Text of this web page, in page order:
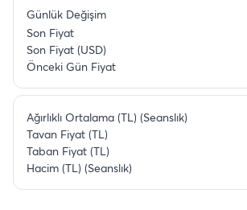
Günlük Değişim
Son Fiyat
Son Fiyat (USD)
Önceki Gün Fiyat
Ağırlıklı Ortalama (TL) (Seanslık)
Tavan Fiyat (TL)
Taban Fiyat (TL)
Hacim (TL) (Seanslık)